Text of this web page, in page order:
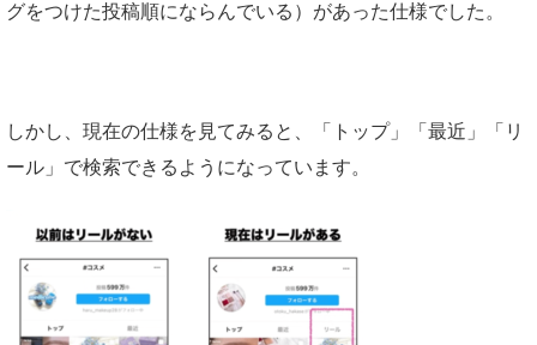
グをつけた投稿順にならんでいる）があった仕様でした。
しかし、現在の仕様を見てみると、「トップ」「最近」「リ
ール」で検索できるようになっています。